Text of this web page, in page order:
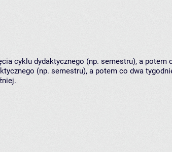
cyklu dydaktycznego (np. semestru), a potem
(np. semestru), a potem co dwa